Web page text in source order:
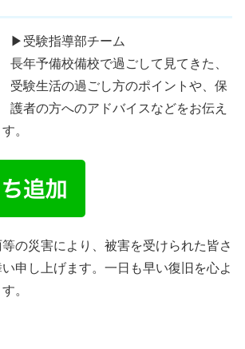
▶受験指導部チーム
長年予備校備校で過ごして見てきた、
受験生活の過ごし方のポイントや、保
護者の方へのアドバイスなどをお伝え
。
の災害により、被害を受けられた皆さ
申し上げます。一日も早い復旧を心よ
。